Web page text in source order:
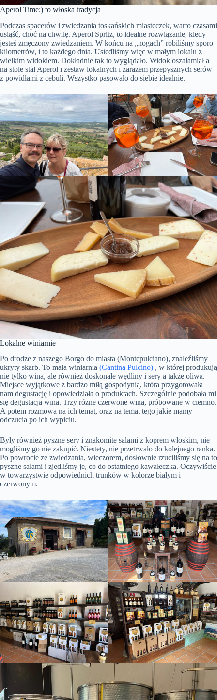
Aperol Time:) to włoska tradycja
Podczas spacerów i zwiedzania toskańskich miasteczek, warto czasami
usiąść, choć na chwilę. Aperol Spritz, to idealne rozwiązanie, kiedy
jesteś zmęczony zwiedzaniem. W końcu na „nogach” robiliśmy sporo
kilometrów, i to każdego dnia. Usiedliśmy więc w małym lokalu z
wielkim widokiem. Dokładnie tak to wyglądało. Widok oszałamiał a
na stole stał Aperol i zestaw lokalnych i zarazem przepysznych serów
z powidłami z cebuli. Wszystko pasowało do siebie idealnie.
Lokalne winiarnie
Po drodze z naszego Borgo do miasta (Montepulciano), znaleźliśmy
ukryty skarb. To mała winiarnia (Cantina Pulcino) , w której produkują
nie tylko wina, ale również doskonałe wędliny i sery a także oliwa.
Miejsce wyjątkowe z bardzo miłą gospodynią, która przygotowała
nam degustację i opowiedziała o produktach. Szczególnie podobała mi
się degustacja wina. Trzy różne czerwone wina, próbowane w ciemno.
A potem rozmowa na ich temat, oraz na temat tego jakie mamy
odczucia po ich wypiciu.
Były również pyszne sery i znakomite salami z koprem włoskim, nie
mogliśmy go nie zakupić. Niestety, nie przetrwało do kolejnego ranka.
Po powrocie ze zwiedzania, wieczorem, dosłownie rzuciliśmy się na to
pyszne salami i zjedliśmy je, co do ostatniego kawałeczka. Oczywiście
w towarzystwie odpowiednich trunków w kolorze białym i
czerwonym.